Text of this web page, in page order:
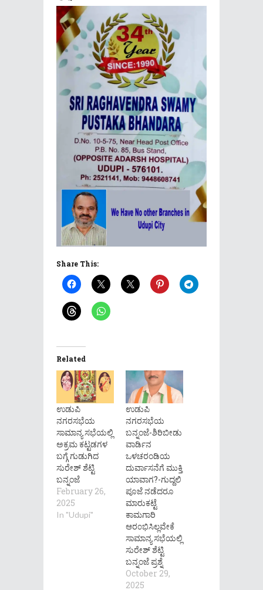
Share This:
Related
ಉಡುಪಿ
ನಗರಸಭೆಯ
ಸಾಮಾನ್ಯ ಸಭೆಯಲ್ಲಿ
ಅಕ್ರಮ ಕಟ್ಟಡಗಳ
ಬಗ್ಗೆ ಗುಡುಗಿದ
ಸುರೇಶ್ ಶೆಟ್ಟಿ
ಬನ್ನಂಜೆ
February 26,
2025
In "Udupi"
ಉಡುಪಿ
ನಗರಸಭೆಯ
ಬನ್ನಂಜೆ-ಶಿರಿಬೀಡು
ವಾರ್ಡಿನ
ಒಳಚರಂಡಿಯ
ದುರ್ವಾಸನೆಗೆ ಮುಕ್ತಿ
ಯಾವಾಗ?-ಗುದ್ದಲಿ
ಪೂಜೆ ನಡೆದರೂ
ಮಾರುಕಟ್ಟೆ
ಕಾಮಗಾರಿ
ಆರ೦ಭಿಸಿಲ್ಲವೇಕೆ
ಸಾಮಾನ್ಯ ಸಭೆಯಲ್ಲಿ
ಸುರೇಶ್ ಶೆಟ್ಟಿ
ಬನ್ನಂಜೆ ಪ್ರಶ್ನೆ
October 29,
2025